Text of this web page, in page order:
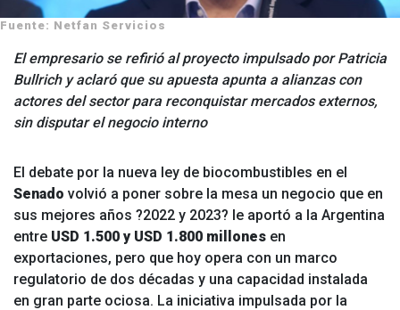
Fuente: Netfan Servicios
El empresario se refirió al proyecto impulsado por Patricia
Bullrich y aclaró que su apuesta apunta a alianzas con
actores del sector para reconquistar mercados externos,
sin disputar el negocio interno
El debate por la nueva ley de biocombustibles en el
Senado volvió a poner sobre la mesa un negocio que en
sus mejores años ?2022 y 2023? le aportó a la Argentina
entre USD 1.500 y USD 1.800 millones en
exportaciones, pero que hoy opera con un marco
regulatorio de dos décadas y una capacidad instalada
en gran parte ociosa. La iniciativa impulsada por la